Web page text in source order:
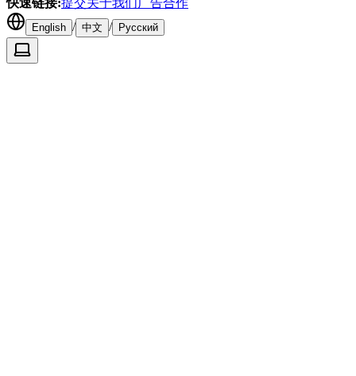
English / 中文 / Русский